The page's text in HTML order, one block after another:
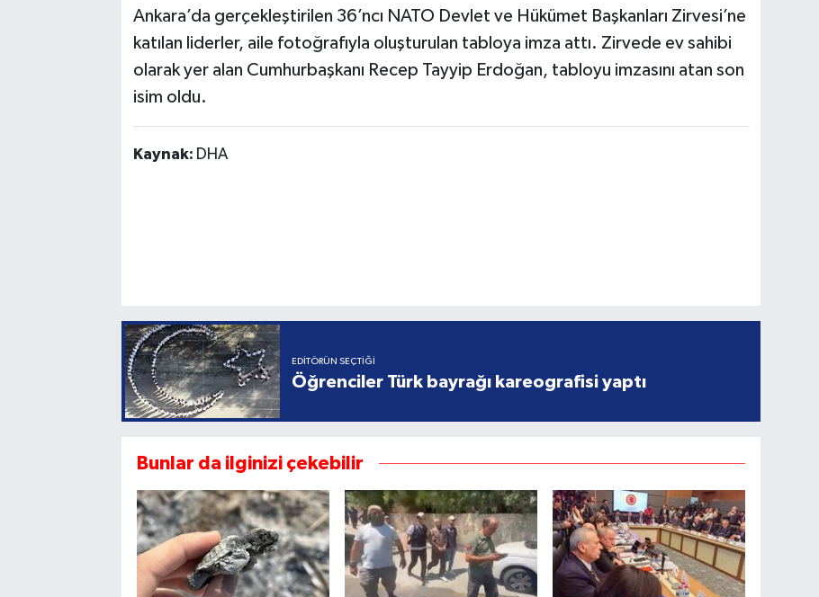
Ankara’da gerçekleştirilen 36’ncı NATO Devlet ve Hükümet Başkanları Zirvesi’ne
katılan liderler, aile fotoğrafıyla oluşturulan tabloya imza attı. Zirvede ev sahibi
olarak yer alan Cumhurbaşkanı Recep Tayyip Erdoğan, tabloyu imzasını atan son
isim oldu.
Kaynak: DHA
EDITÖRÜN SEÇTIĞI
Öğrenciler Türk bayrağı kareografisi yaptı
Bunlar da ilginizi çekebilir